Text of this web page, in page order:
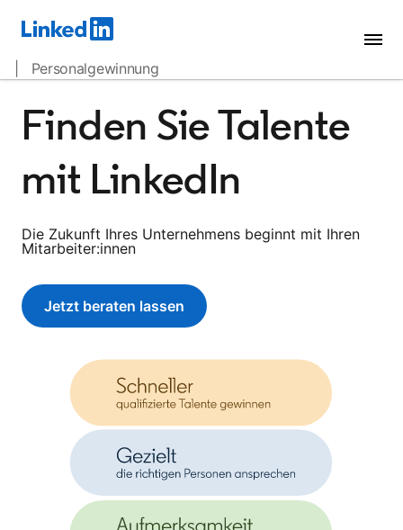
| Personalgewinnung
Finden Sie Talente
mit LinkedIn
Die Zukunft Ihres Unternehmens beginnt mit Ihren
Mitarbeiter:innen
Jetzt beraten lassen